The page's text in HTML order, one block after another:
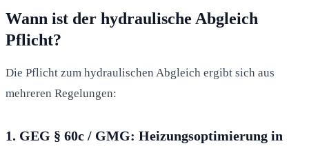
Wann ist der hydraulische Abgleich
Pflicht?
Die Pflicht zum hydraulischen Abgleich ergibt sich aus
mehreren Regelungen:
1. GEG § 60c / GMG: Heizungsoptimierung in